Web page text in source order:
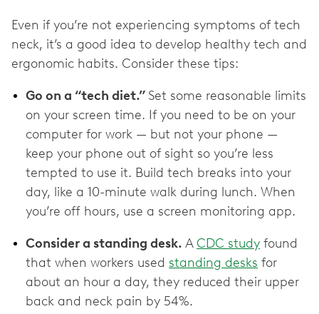
Even if you’re not experiencing symptoms of tech
neck, it’s a good idea to develop healthy tech and
ergonomic habits. Consider these tips:
Go on a “tech diet.” Set some reasonable limits
on your screen time. If you need to be on your
computer for work — but not your phone —
keep your phone out of sight so you’re less
tempted to use it. Build tech breaks into your
day, like a 10-minute walk during lunch. When
you’re off hours, use a screen monitoring app.
Consider a standing desk. A CDC study found
that when workers used standing desks for
about an hour a day, they reduced their upper
back and neck pain by 54%.